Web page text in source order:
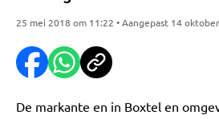
25 mei 2018 om 11:22 • Aangepast 14
De markante en in Boxtel en